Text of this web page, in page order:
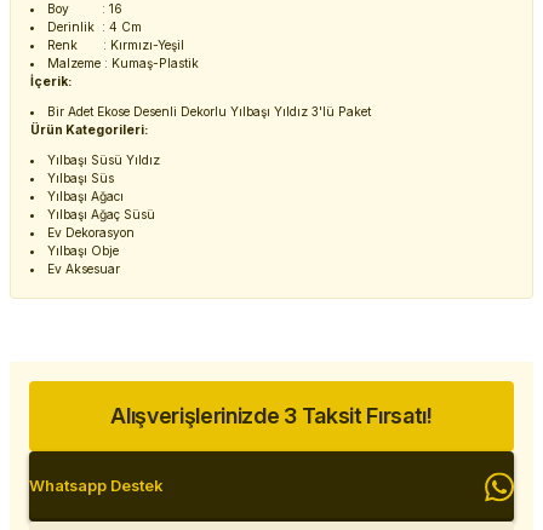
Boy : 16
Derinlik : 4 Cm
Renk : Kırmızı-Yeşil
Malzeme : Kumaş-Plastik
İçerik:
Bir Adet Ekose Desenli Dekorlu Yılbaşı Yıldız 3'lü Paket
Ürün Kategorileri:
Yılbaşı Süsü Yıldız
Yılbaşı Süs
Yılbaşı Ağacı
Yılbaşı Ağaç Süsü
Ev Dekorasyon
Yılbaşı Obje
Ev Aksesuar
Alışverişlerinizde 3 Taksit Fırsatı!
Whatsapp Destek